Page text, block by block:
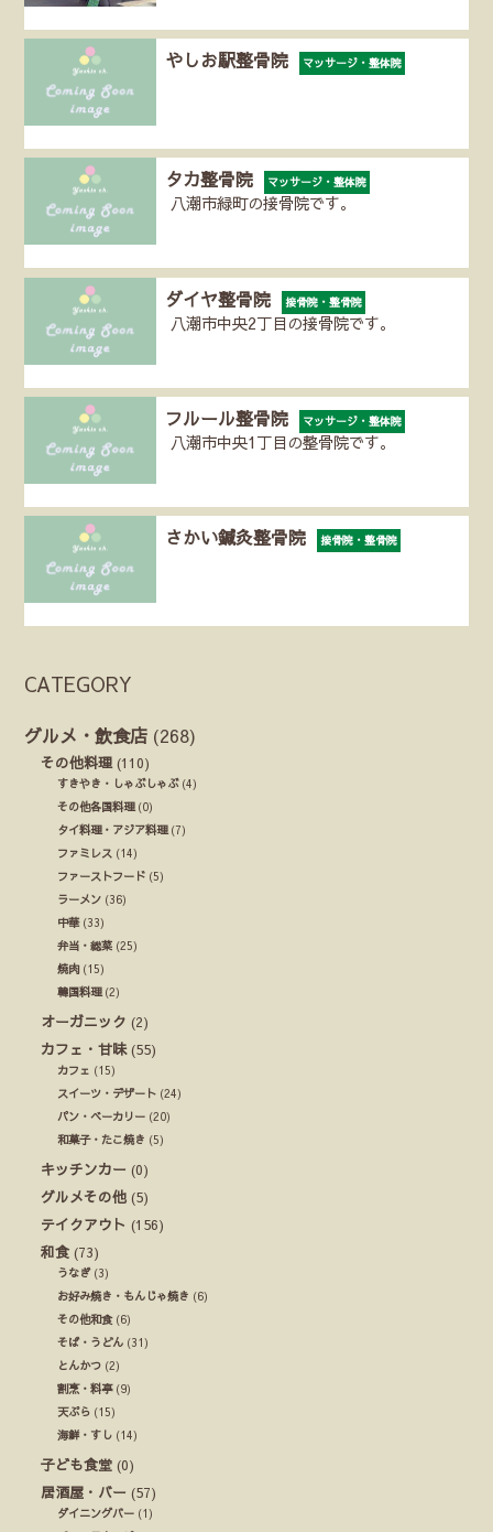
やしお駅整骨院 マッサージ・整体院
タカ整骨院 マッサージ・整体院
八潮市緑町の接骨院です。
ダイヤ整骨院 接骨院・整骨院
八潮市中央2丁目の接骨院です。
フルール整骨院 マッサージ・整体院
八潮市中央1丁目の整骨院です。
さかい鍼灸整骨院 接骨院・整骨院
CATEGORY
グルメ・飲食店 (268)
その他料理 (110)
すきやき・しゃぶしゃぶ(4)
その他各国料理(0)
タイ料理・アジア料理(7)
ファミレス (14)
ファーストフード (5)
ラーメン (36)
中華(33)
弁当・総菜 (25)
焼肉 (15)
韓国料理(2)
オーガニック (2)
カフェ・甘味(55)
カフェ (15)
スイーツ・デザート (24)
パン・ベーカリー (20)
和菓子・たこ焼き (5)
キッチンカー (0)
グルメその他 (5)
テイクアウト (156)
和食 (73)
うなぎ(3)
お好み焼き・もんじゃ焼き (6)
その他和食(6)
そば・うどん (31)
とんかつ (2)
割烹・料亭(9)
天ぷら (15)
海鮮・すし (14)
子ども食堂 (0)
居酒屋・バー (57)
ダイニングバー (1)